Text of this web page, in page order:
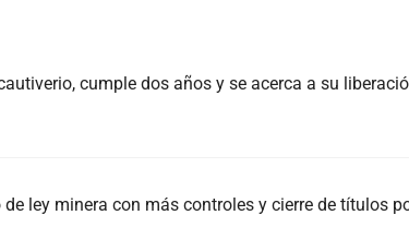
cumple dos años y se acerca a su
ley minera con más controles y cierre de títulos